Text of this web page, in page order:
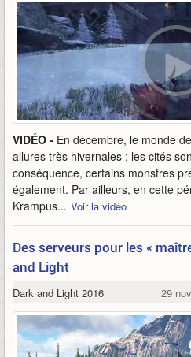
VIDÉO - En décembre, le monde
allures très hivernales : les cités
conséquence, certains monstres
également. Par ailleurs, en cette
Krampus... Voir la vidéo
Des serveurs pour les «
and Light
Dark and Light 2016 29